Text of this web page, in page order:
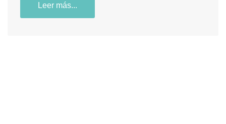
Leer más...